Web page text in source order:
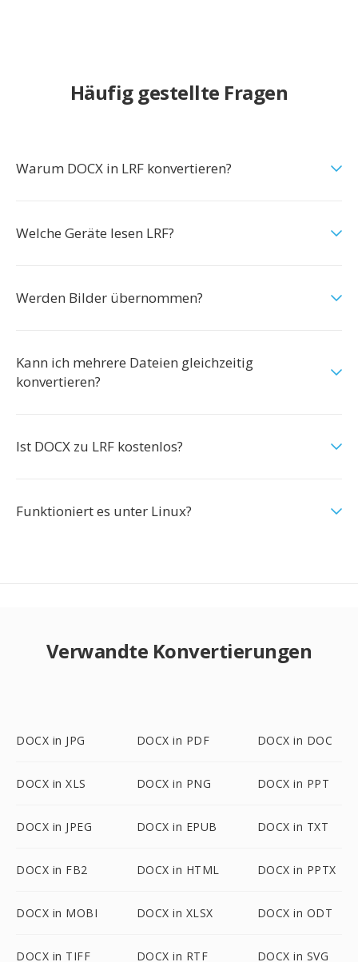
Häufig gestellte Fragen
Warum DOCX in LRF konvertieren?
Welche Geräte lesen LRF?
Werden Bilder übernommen?
Kann ich mehrere Dateien gleichzeitig
konvertieren?
Ist DOCX zu LRF kostenlos?
Funktioniert es unter Linux?
Verwandte Konvertierungen
DOCX in JPG DOCX in PDF DOCX in DOC
DOCX in XLS DOCX in PNG DOCX in PPT
DOCX in JPEG DOCX in EPUB DOCX in TXT
DOCX in FB2 DOCX in HTML DOCX in PPTX
DOCX in MOBI DOCX in XLSX DOCX in ODT
DOCX in TIFF DOCX in RTF DOCX in SVG